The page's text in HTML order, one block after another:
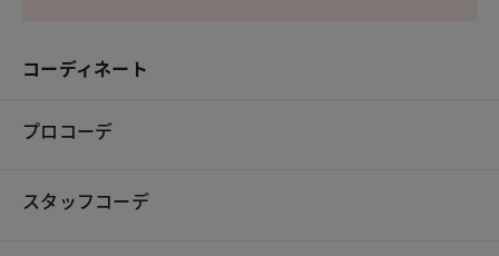
コーディネート
プロコーデ
スタッフコーデ